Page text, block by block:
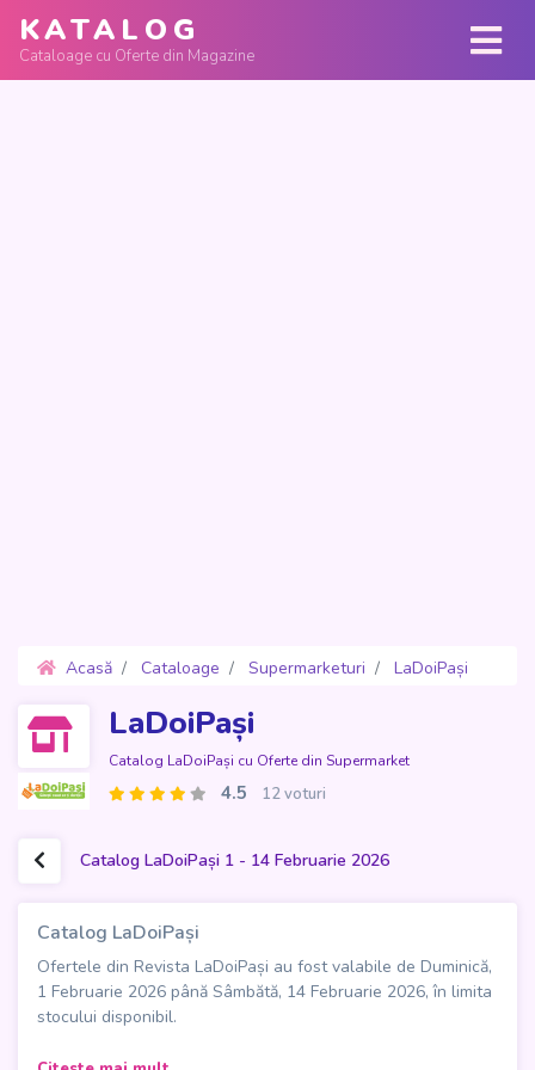
KATALOG
Cataloage cu Oferte din Magazine
Acasă Cataloage Supermarketuri
LaDoiPași
LaDoiPași
Catalog LaDoiPași cu Oferte din Supermarket
4.5 12 voturi
Catalog LaDoiPași 1 - 14 Februarie 2026
Catalog LaDoiPași
Ofertele din Revista LaDoiPași au fost valabile de Duminică,
1 Februarie 2026 până Sâmbătă, 14 Februarie 2026, în limita
stocului disponibil.
Catalogul LaDoiPași este revista de oferte de 14 pagini